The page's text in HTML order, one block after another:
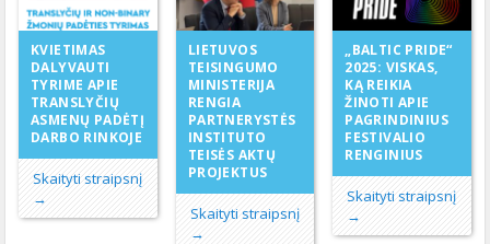
KVIETIMAS
DALYVAUTI
TYRIME APIE
TRANSLYČIŲ
ASMENŲ PADĖTĮ
DARBO RINKOJE
Skaityti straipsnį
→
LIETUVOS
TEISINGUMO
MINISTERIJA
RENGIA
PARTNERYSTĖS
INSTITUTO
TEISĖS AKTŲ
PROJEKTUS
Skaityti straipsnį
→
„BALTIC PRIDE“
2025: VISKAS,
KĄ REIKIA
ŽINOTI APIE
PAGRINDINIUS
FESTIVALIO
RENGINIUS
Skaityti straipsnį
→